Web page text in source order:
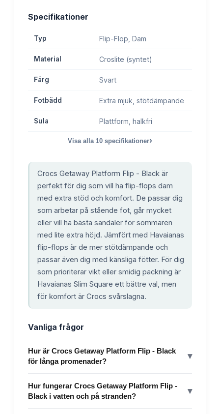
Specifikationer
Typ Flip-Flop, Dam
Material Croslite (syntet)
Färg Svart
Fotbädd Extra mjuk, stötdämpande
Sula Plattform, halkfri
Visa alla 10 specifikationer›
Crocs Getaway Platform Flip - Black är
perfekt för dig som vill ha flip-flops dam
med extra stöd och komfort. De passar dig
som arbetar på stående fot, går mycket
eller vill ha bästa sandaler för sommaren
med lite extra höjd. Jämfört med Havaianas
flip-flops är de mer stötdämpande och
passar även dig med känsliga fötter. För dig
som prioriterar vikt eller smidig packning är
Havaianas Slim Square ett bättre val, men
för komfort är Crocs svårslagna.
Vanliga frågor
Hur är Crocs Getaway Platform Flip - Black
för långa promenader?
▾
Hur fungerar Crocs Getaway Platform Flip -
Black i vatten och på stranden?
▾